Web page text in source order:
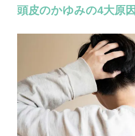
頭皮のかゆみの4大原因